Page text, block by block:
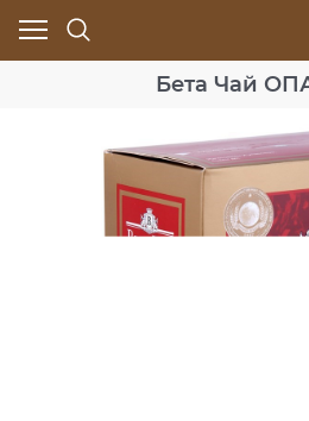
Бета Чай